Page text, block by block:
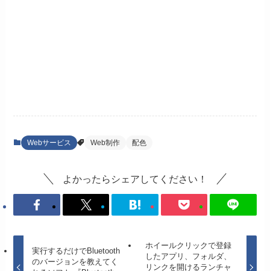
Webサービス Web制作 配色
よかったらシェアしてください！
実行するだけでBluetooth
のバージョンを教えてく
ホイールクリックで登録
したアプリ、フォルダ、
リンクを開けるランチャ